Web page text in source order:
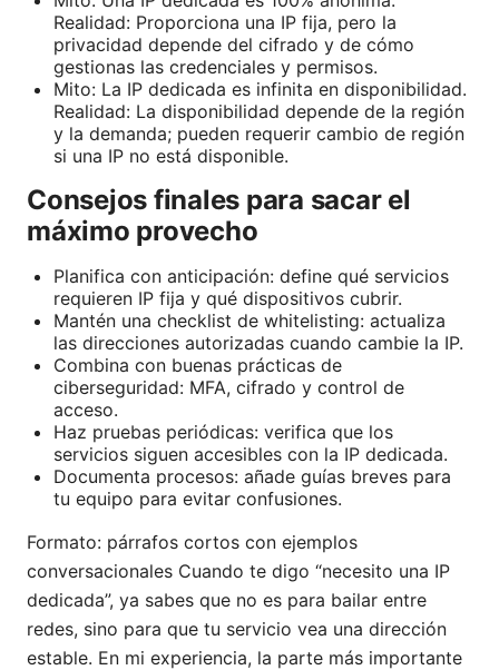
Realidad: Proporciona una IP fija, pero la
privacidad depende del cifrado y de cómo
gestionas las credenciales y permisos.
Mito: La IP dedicada es infinita en disponibilidad.
Realidad: La disponibilidad depende de la región
y la demanda; pueden requerir cambio de región
si una IP no está disponible.
Consejos finales para sacar el
máximo provecho
Planifica con anticipación: define qué servicios
requieren IP fija y qué dispositivos cubrir.
Mantén una checklist de whitelisting: actualiza
las direcciones autorizadas cuando cambie la IP.
Combina con buenas prácticas de
ciberseguridad: MFA, cifrado y control de
acceso.
Haz pruebas periódicas: verifica que los
servicios siguen accesibles con la IP dedicada.
Documenta procesos: añade guías breves para
tu equipo para evitar confusiones.
Formato: párrafos cortos con ejemplos
conversacionales Cuando te digo “necesito una IP
dedicada”, ya sabes que no es para bailar entre
redes, sino para que tu servicio vea una dirección
estable. En mi experiencia, la parte más importante